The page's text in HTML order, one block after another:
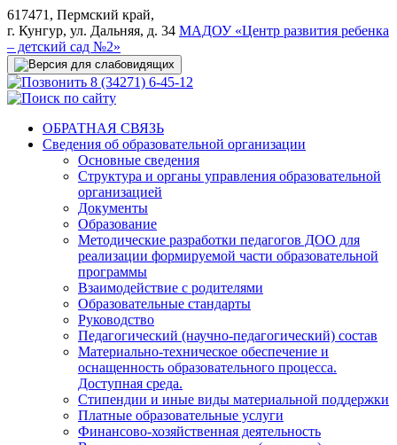
617471, Пермский край,
г. Кунгур, ул. Дальняя, д. 34 МАДОУ «Центр развития ребенка
– детский сад №2»
8 (34271) 6-45-12
ОБРАТНАЯ СВЯЗЬ
Сведения об образовательной организации
Основные сведения
Структура и органы управления образовательной
организацией
Документы
Образование
Методические разработки педагогов ДОО для
реализации формируемой части образовательной
программы
Взаимодействие с родителями
Образовательные стандарты
Руководство
Педагогический (научно-педагогический) состав
Материально-техническое обеспечение и
оснащенность образовательного процесса.
Доступная среда.
Стипендии и иные виды материальной поддержки
Платные образовательные услуги
Финансово-хозяйственная деятельность